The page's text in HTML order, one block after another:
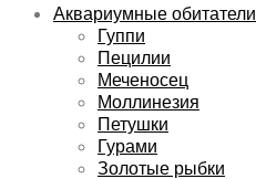
Аквариумные обитатели
Гуппи
Пецилии
Меченосец
Моллинезия
Петушки
Гурами
Золотые рыбки